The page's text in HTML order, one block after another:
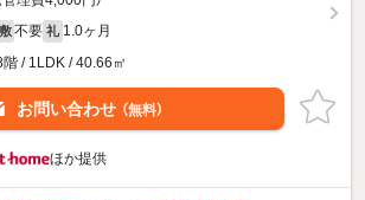
敷 不要 礼 1.0ヶ月
階 / 1LDK / 40.66㎡
お問い合わせ （無料）
ほか提供